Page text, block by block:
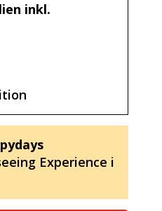
inkl.
Experience i